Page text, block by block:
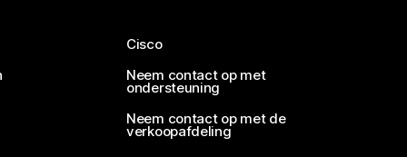
Cisco
Neem contact op met
ondersteuning
Neem contact op met de
verkoopafdeling